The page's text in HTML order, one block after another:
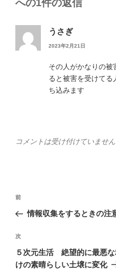
への1件の返信
うさぎ
2023年2月21日
その人がかなりの被
ると被害を受けてる
ち込みます
コメントは受け付けていません
投
ナ
ビ
ゲ
ー
前
の
稿
前
情報収集をするときの
次
の
投
次
５次元生活 絶望的に最悪
けの素晴らしい土壌に変化